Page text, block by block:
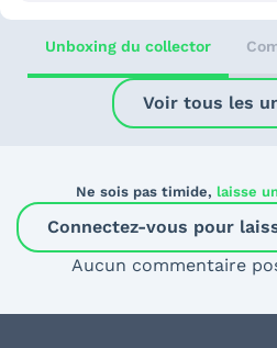
Unboxing du collector
Voir tous les
Ne sois pas timide, laisse
Connectez-vous pour
Aucun commentaire